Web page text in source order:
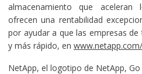
almacenamiento que
ofrecen una rentabilidad
por ayudar a que las empresas
y más rápido, en
NetApp, el logotipo de NetApp,